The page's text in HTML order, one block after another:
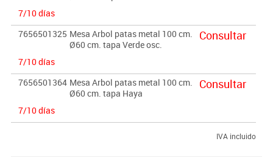
7/10 días
7656501325 Mesa Arbol patas metal 100 cm.
Ø60 cm. tapa Verde osc.
7/10 días
Consultar
7656501364 Mesa Arbol patas metal 100 cm.
Ø60 cm. tapa Haya
7/10 días
Consultar
IVA incluido